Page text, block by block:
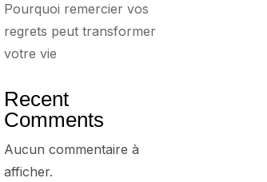
Pourquoi remercier vos
regrets peut transformer
votre vie
Recent
Comments
Aucun commentaire à
afficher.